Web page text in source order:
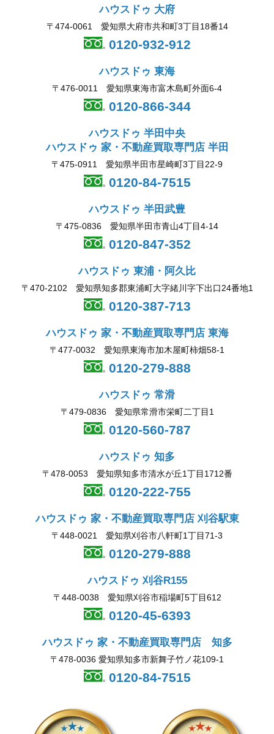
ハウスドゥ 大府
〒474-0061 愛知県大府市共和町3丁目18番14
0120-932-912
ハウスドゥ 東海
〒476-0011 愛知県東海市富木島町外面6-4
0120-866-344
ハウスドゥ 半田中央
ハウスドゥ 家・不動産買取専門店 半田
〒475-0911 愛知県半田市星崎町3丁目22-9
0120-84-7515
ハウスドゥ 半田武豊
〒475-0836 愛知県半田市青山4丁目4-14
0120-847-352
ハウスドゥ 東浦・阿久比
〒470-2102 愛知県知多郡東浦町大字緒川字下出口24番地1
0120-387-713
ハウスドゥ 家・不動産買取専門店 東海
〒477-0032 愛知県東海市加木屋町柿畑58-1
0120-279-888
ハウスドゥ 常滑
〒479-0836 愛知県常滑市栄町二丁目1
0120-560-787
ハウスドゥ 知多
〒478-0053 愛知県知多市清水が丘1丁目1712番
0120-222-755
ハウスドゥ 家・不動産買取専門店 刈谷駅東
〒448-0021 愛知県刈谷市八軒町1丁目71-3
0120-279-888
ハウスドゥ 刈谷R155
〒448-0038 愛知県刈谷市稲場町5丁目612
0120-45-6393
ハウスドゥ 家・不動産買取専門店 知多
〒478-0036 愛知県知多市新舞子竹ノ花109-1
0120-84-7515